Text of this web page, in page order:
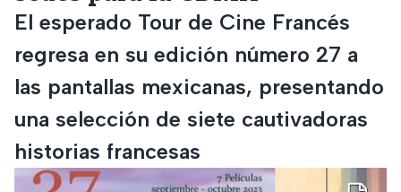
El esperado Tour de Cine Francés
regresa en su edición número 27 a
las pantallas mexicanas, presentando
una selección de siete cautivadoras
historias francesas